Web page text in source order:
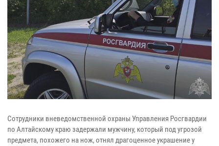
Сотрудники вневедомственной охраны Управления Росгвардии
по Алтайскому краю задержали мужчину, который под угрозой
предмета, похожего на нож, отнял драгоценное украшение у